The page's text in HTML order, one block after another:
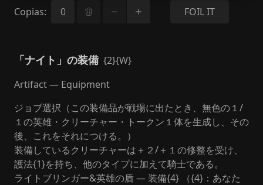
Copias: FOIL IT
「ナイト」の装備 {2}{W}
Artifact — Equipment
ジョブ選択（この装備品が戦場に出たとき、無色の１/
１の英雄・クリーチャー・トークン１体を生成し、その
後、これをそれにつける。）
装備しているクリーチャーは＋２/＋１の修整を受け、
護法{1}を持ち、他のタイプに加えて騎士である。
ライトブリンガー&英雄の盾 — 装備{4} （{4}：あなた